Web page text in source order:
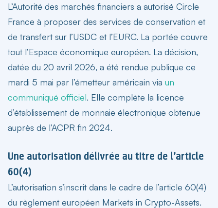
L’Autorité des marchés financiers a autorisé Circle
France à proposer des services de conservation et
de transfert sur l’USDC et l’EURC. La portée couvre
tout l’Espace économique européen. La décision,
datée du 20 avril 2026, a été rendue publique ce
mardi 5 mai par l’émetteur américain via un
communiqué officiel. Elle complète la licence
d’établissement de monnaie électronique obtenue
auprès de l’ACPR fin 2024.
Une autorisation délivrée au titre de l’article
60(4)
L’autorisation s’inscrit dans le cadre de l’article 60(4)
du règlement européen Markets in Crypto-Assets.